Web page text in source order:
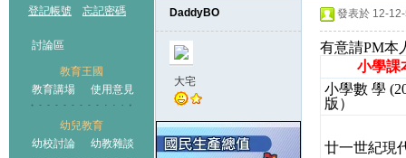
登記帳號 忘記密碼
討論區
教育王國
教育講場
使用意見
幼兒教育
幼校討論
幼教雜談 王國
DaddyBO
大宅
發表於 12-
有意請PM本
小學課
小學數 學
版）
廿一世紀現